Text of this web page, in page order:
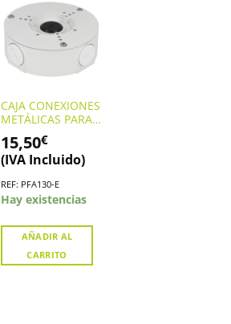
CAJA CONEXIONES
METÁLICAS PARA
CÁMARAS
(PFA130-E)
15,50€
(IVA Incluido)
REF: PFA130-E
Hay existencias
AÑADIR AL
CARRITO